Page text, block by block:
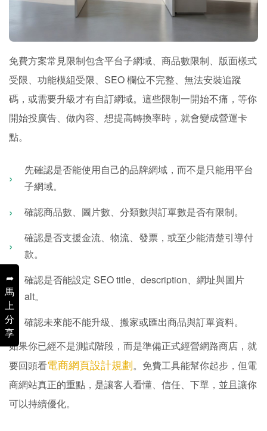
➦
馬
上
分
享
免費方案常見限制包含平台子網域、商品數限制、版面樣式
受限、功能模組受限、SEO 欄位不完整、無法安裝追蹤
碼，或需要升級才有自訂網域。這些限制一開始不痛，等你
開始投廣告、做內容、想提高轉換率時，就會變成營運卡
點。
先確認是否能使用自己的品牌網域，而不是只能用平台
子網域。
確認商品數、圖片數、分類數與訂單數是否有限制。
確認是否支援金流、物流、發票，或至少能清楚引導付
款。
確認是否能設定 SEO title、description、網址與圖片
alt。
確認未來能不能升級、搬家或匯出商品與訂單資料。
如果你已經不是測試階段，而是準備正式經營網路商店，就
要回頭看電商網頁設計規劃。免費工具能幫你起步，但電
商網站真正的重點，是讓客人看懂、信任、下單，並且讓你
可以持續優化。